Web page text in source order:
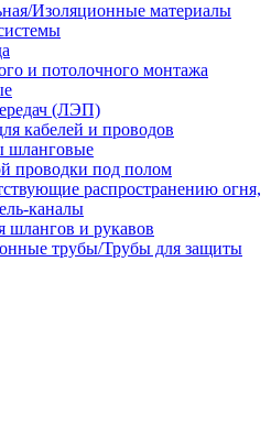
Изоляционные материалы
и потолочного монтажа
(ЛЭП)
кабелей и проводов
шланговые
проводки под полом
распространению огня,
каналы
шлангов и рукавов
трубы/Трубы для защиты